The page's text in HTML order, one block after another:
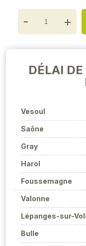
- +
DÉLAI
Vesoul
Saône
Gray
Harol
Foussemagne
Valonne
Lépanges-sur-
Bulle